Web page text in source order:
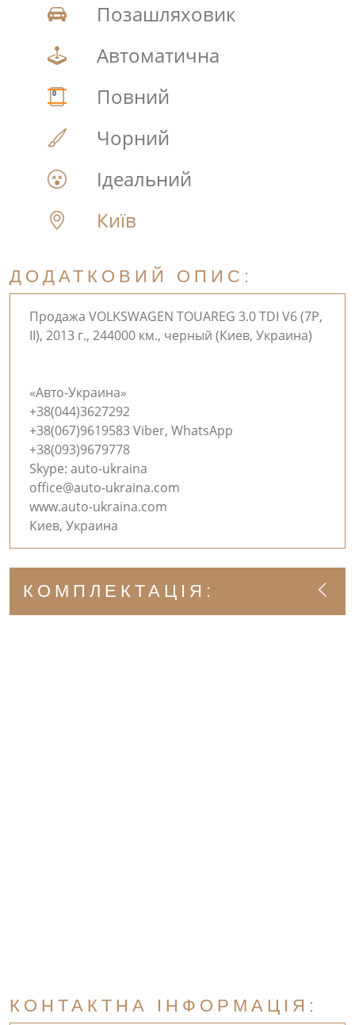
Позашляховик
Автоматична
Повний
Чорний
Ідеальний
Київ
ДОДАТКОВИЙ ОПИС:
Продажа VOLKSWAGEN TOUAREG 3.0 TDI V6 (7P,
II), 2013 г., 244000 км., черный (Киев, Украина)
«Авто-Украина»
+38(044)3627292
+38(067)9619583 Viber, WhatsApp
+38(093)9679778
Skype: auto-ukraina
office@auto-ukraina.com
www.auto-ukraina.com
Киев, Украина
КОМПЛЕКТАЦІЯ:
КОНТАКТНА ІНФОРМАЦІЯ: